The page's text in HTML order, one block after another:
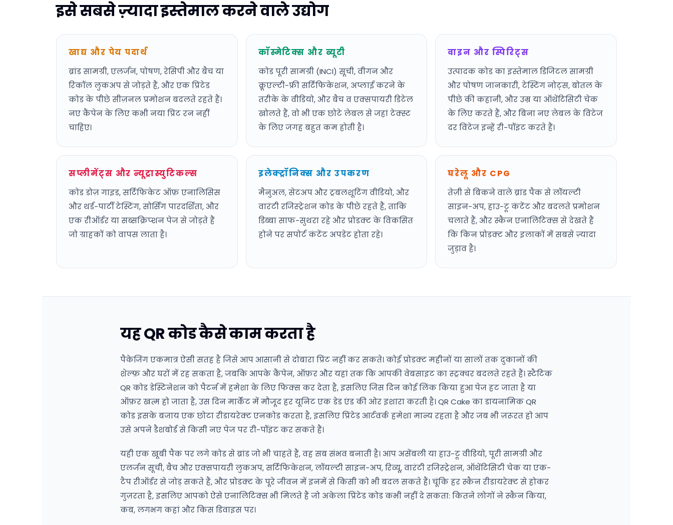
इसे सबसे ज़्यादा इस्तेमाल करने वाले उद्योग
खाद्य और पेय पदार्थ
ब्रांड सामग्री, एलर्जन, पोषण, रेसिपी और बैच या
रिकॉल लुकअप से जोड़ते हैं, और एक प्रिंटेड
कोड के पीछे सीज़नल प्रमोशन बदलते रहते हैं।
नए कैंपेन के लिए कभी नया प्रिंट रन नहीं
चाहिए।
कॉस्मेटिक्स और ब्यूटी
कोड पूरी सामग्री (INCI) सूची, वीगन और
क्रूएल्टी-फ्री सर्टिफिकेशन, अप्लाई करने के
तरीके के वीडियो, और बैच व एक्सपायरी डिटेल
खोलते हैं, वो भी एक छोटे लेबल से जहां टेक्स्ट
के लिए जगह बहुत कम होती है।
वाइन और स्पिरिट्स
उत्पादक कोड का इस्तेमाल डिजिटल सामग्री
और पोषण जानकारी, टेस्टिंग नोट्स, बोतल के
पीछे की कहानी, और उम्र या ऑथेंटिसिटी चेक
के लिए करते हैं, और बिना नए लेबल के विंटेज
दर विंटेज इन्हें री-पॉइंट करते हैं।
सप्लीमेंट्स और न्यूट्रास्युटिकल्स
कोड डोज़ गाइड, सर्टिफिकेट ऑफ़ एनालिसिस
और थर्ड-पार्टी टेस्टिंग, सोर्सिंग पारदर्शिता, और
एक रीऑर्डर या सब्सक्रिप्शन पेज से जोड़ते हैं
जो ग्राहकों को वापस लाता है।
इलेक्ट्रॉनिक्स और उपकरण
मैनुअल, सेटअप और ट्रबलशूटिंग वीडियो, और
वारंटी रजिस्ट्रेशन कोड के पीछे रहते हैं, ताकि
डिब्बा साफ-सुथरा रहे और प्रोडक्ट के विकसित
होने पर सपोर्ट कंटेंट अपडेट होता रहे।
घरेलू और CPG
तेज़ी से बिकने वाले ब्रांड पैक से लॉयल्टी
साइन-अप, हाउ-टू कंटेंट और बदलते प्रमोशन
चलाते हैं, और स्कैन एनालिटिक्स से देखते हैं
कि किन प्रोडक्ट और इलाकों में सबसे ज़्यादा
जुड़ाव है।
यह QR कोड कैसे काम करता है
पैकेजिंग एकमात्र ऐसी सतह है जिसे आप आसानी से दोबारा प्रिंट नहीं कर सकते। कोई प्रोडक्ट महीनों या सालों तक दुकानों की
शेल्फ़ और घरों में रह सकता है, जबकि आपके कैंपेन, ऑफ़र और यहां तक कि आपकी वेबसाइट का स्ट्रक्चर बदलते रहते हैं। स्टैटिक
QR कोड डेस्टिनेशन को पैटर्न में हमेशा के लिए फिक्स कर देता है, इसलिए जिस दिन कोई लिंक किया हुआ पेज हट जाता है या
ऑफ़र खत्म हो जाता है, उस दिन मार्केट में मौजूद हर यूनिट एक डेड एंड की ओर इशारा करती है। QR Cake का डायनामिक QR
कोड इसके बजाय एक छोटा रीडायरेक्ट एनकोड करता है, इसलिए प्रिंटेड आर्टवर्क हमेशा मान्य रहता है और जब भी ज़रूरत हो आप
उसे अपने डैशबोर्ड से किसी नए पेज पर री-पॉइंट कर सकते हैं।
यही एक खूबी पैक पर लगे कोड से ब्रांड जो भी चाहते हैं, वह सब संभव बनाती है। आप असेंबली या हाउ-टू वीडियो, पूरी सामग्री और
एलर्जन सूची, बैच और एक्सपायरी लुकअप, सर्टिफिकेशन, लॉयल्टी साइन-अप, रिव्यू, वारंटी रजिस्ट्रेशन, ऑथेंटिसिटी चेक या एक-
टैप रीऑर्डर से जोड़ सकते हैं, और प्रोडक्ट के पूरे जीवन में इनमें से किसी को भी बदल सकते हैं। चूंकि हर स्कैन रीडायरेक्ट से होकर
गुज़रता है, इसलिए आपको ऐसे एनालिटिक्स भी मिलते हैं जो अकेला प्रिंटेड कोड कभी नहीं दे सकता: कितने लोगों ने स्कैन किया,
कब, लगभग कहां और किस डिवाइस पर।